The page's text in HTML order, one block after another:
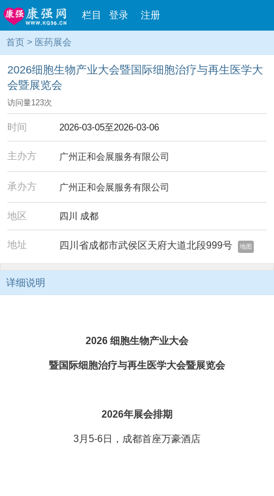
栏目 登录 注册
首页 > 医药展会
2026细胞生物产业大会暨国际细胞治疗与再生医学大
会暨展览会
访问量123次
时间 2026-03-05至2026-03-06
主办方 广州正和会展服务有限公司
承办方 广州正和会展服务有限公司
地区 四川 成都
地址 ‌‌四川省‌成都市‌武侯区‌天府大道北段999号‌ 地图
详细说明
2026 细胞生物产业大会
暨国际细胞治疗与再生医学大会暨展览会
2026年展会排期
3月5-6日，成都首座万豪酒店